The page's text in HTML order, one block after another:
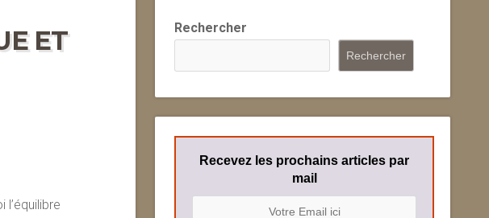
ET
Rechercher
Rechercher
Recevez les prochains articles par
mail